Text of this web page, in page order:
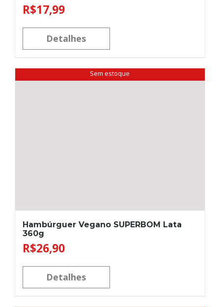
R$17,99
Detalhes
Sem estoque
Hambúrguer Vegano SUPERBOM Lata
360g
R$26,90
Detalhes